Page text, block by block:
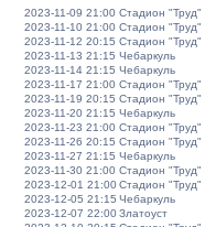
2023-11-09 21:00 Стадион "Труд"
2023-11-10 21:00 Стадион "Труд"
2023-11-12 20:15 Стадион "Труд"
2023-11-13 21:15 Чебаркуль
2023-11-14 21:15 Чебаркуль
2023-11-17 21:00 Стадион "Труд"
2023-11-19 20:15 Стадион "Труд"
2023-11-20 21:15 Чебаркуль
2023-11-23 21:00 Стадион "Труд"
2023-11-26 20:15 Стадион "Труд"
2023-11-27 21:15 Чебаркуль
2023-11-30 21:00 Стадион "Труд"
2023-12-01 21:00Стадион "Труд"
2023-12-05 21:15 Чебаркуль
2023-12-07 22:00Златоуст